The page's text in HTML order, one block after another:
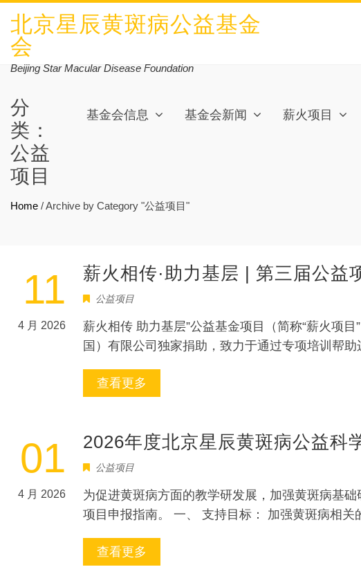
北京星辰黄斑病公益基金
会
Beijing Star Macular Disease Foundation
基金会信息 基金会新闻 薪火项目
分
类：
公益
项目
Home /Archive by Category "公益项目"
11
4 月 2026
薪火相传·助力基层 | 第三届公益
公益项目
薪火相传 助力基层”公益基金项目（简称“薪火项
国）有限公司独家捐助，致力于通过专项培训帮
查看更多
01
4 月 2026
2026年度北京星辰黄斑病公益科
公益项目
为促进黄斑病方面的教学研发展，加强黄斑病基
项目申报指南。 一、 支持目标： 加强黄斑病相
查看更多